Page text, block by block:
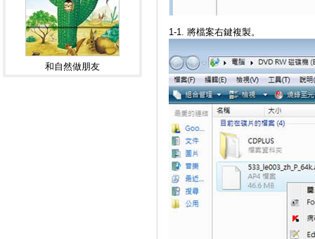
和自然做朋友
1-1. 將檔案右鍵複製。